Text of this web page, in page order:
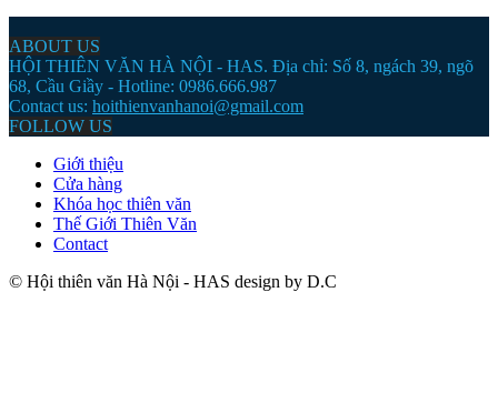
ABOUT US
HỘI THIÊN VĂN HÀ NỘI - HAS. Địa chỉ: Số 8, ngách 39, ngõ
68, Cầu Giầy - Hotline: 0986.666.987
Contact us: hoithienvanhanoi@gmail.com
FOLLOW US
Giới thiệu
Cửa hàng
Khóa học thiên văn
Thế Giới Thiên Văn
Contact
© Hội thiên văn Hà Nội - HAS design by D.C